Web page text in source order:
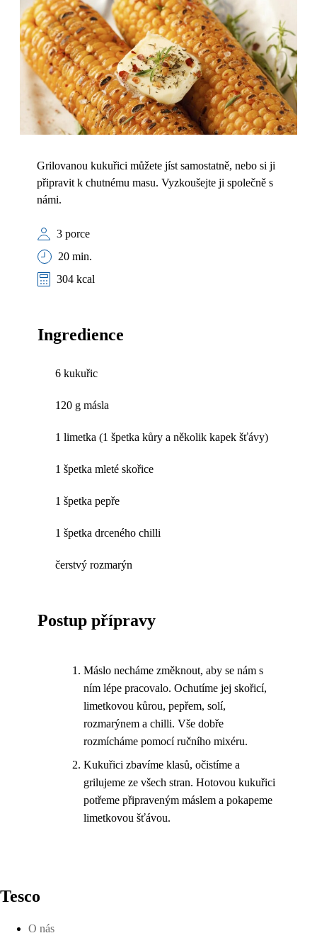
Grilovanou kukuřici můžete jíst samostatně, nebo si ji
připravit k chutnému masu. Vyzkoušejte ji společně s
námi.
3 porce
20 min.
304 kcal
Ingredience
6 kukuřic
120 g másla
1 limetka (1 špetka kůry a několik kapek šťávy)
1 špetka mleté skořice
1 špetka pepře
1 špetka drceného chilli
čerstvý rozmarýn
Postup přípravy
Máslo necháme změknout, aby se nám s
ním lépe pracovalo. Ochutíme jej skořicí,
limetkovou kůrou, pepřem, solí,
rozmarýnem a chilli. Vše dobře
rozmícháme pomocí ručního mixéru.
Kukuřici zbavíme klasů, očistíme a
grilujeme ze všech stran. Hotovou kukuřici
potřeme připraveným máslem a pokapeme
limetkovou šťávou.
Tesco
O nás